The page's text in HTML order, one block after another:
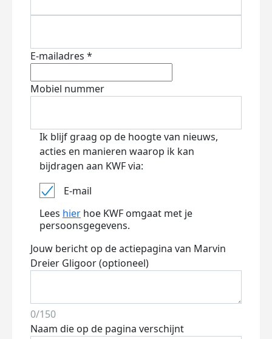
E-mailadres *
Mobiel nummer
Ik blijf graag op de hoogte van nieuws,
acties en manieren waarop ik kan
bijdragen aan KWF via:
E-mail
Lees hier hoe KWF omgaat met je
persoonsgegevens.
Jouw bericht op de actiepagina van Marvin
Dreier Gligoor (optioneel)
0/150
Naam die op de pagina verschijnt